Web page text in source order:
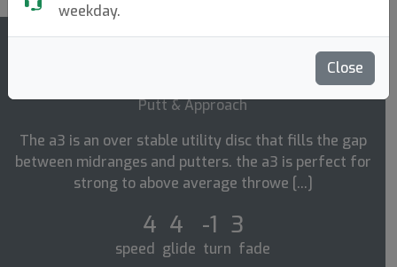
weekday.
Close
5
Putt & Approach
The a3 is an over stable utility disc that fills the gap
between midranges and putters. the a3 is perfect for
strong to above average throwe [...]
4 4 -1 3
speed glide turn fade